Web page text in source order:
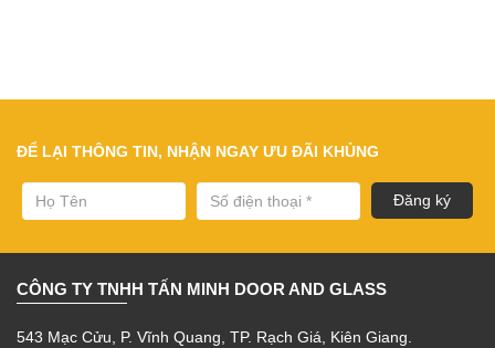
ĐỂ LẠI THÔNG TIN, NHẬN NGAY ƯU ĐÃI KHỦNG
CÔNG TY TNHH TẤN MINH DOOR AND GLASS
543 Mạc Cửu, P. Vĩnh Quang, TP. Rạch Giá, Kiên Giang.